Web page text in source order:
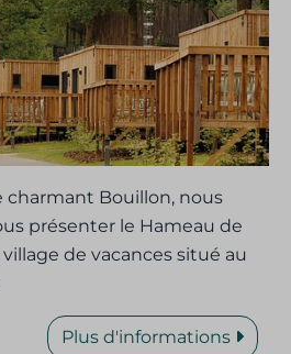
charmant Bouillon, nous
présenter le Hameau de
de vacances situé au
Plus d'informations